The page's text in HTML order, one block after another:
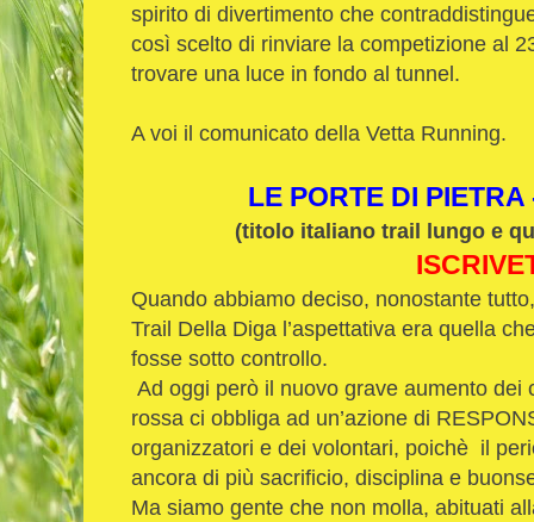
spirito di divertimento che
così scelto di rinviare la competizione al
trovare una luce in fondo al tunnel.
A voi il comunicato della Vetta Running.
LE PORTE DI
(titolo italiano trail lungo e
Quando abbiamo deciso, nonostante
Trail Della Diga l’aspettativa era quella
fosse sotto controllo.
Ad oggi però il nuovo grave aumento dei
rossa ci obbliga ad un’azione di
organizzatori e dei volontari, poichè il
ancora di più sacrificio, disciplina e
Ma siamo gente che non molla, abituati